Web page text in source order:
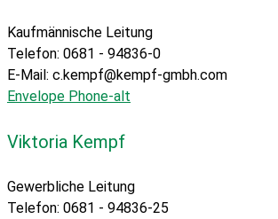
Kaufmännische Leitung
Telefon: 0681 - 94836-0
E-Mail: c.kempf@kempf-gmbh.com
Envelope Phone-alt
Viktoria Kempf
Gewerbliche Leitung
Telefon: 0681 - 94836-25